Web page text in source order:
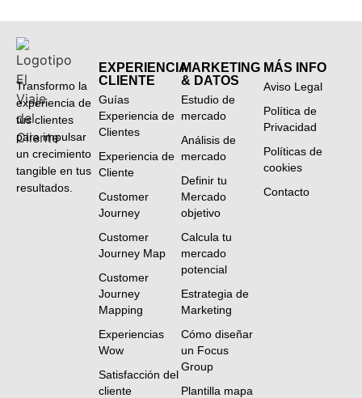
Transformo la
experiencia de
tus clientes
para impulsar
un crecimiento
tangible en tus
resultados.
EXPERIENCIA
CLIENTE
Guías
Experiencia de
Clientes
Experiencia de
Cliente
Customer
Journey
Customer
Journey Map
Customer
Journey
Mapping
Experiencias
Wow
Satisfacción del
cliente
MARKETING
& DATOS
Estudio de
mercado
Análisis de
mercado
Definir tu
Mercado
objetivo
Calcula tu
mercado
potencial
Estrategia de
Marketing
Cómo diseñar
un Focus
Group
Plantilla mapa
MÁS INFO
Aviso Legal
Política de
Privacidad
Políticas de
cookies
Contacto